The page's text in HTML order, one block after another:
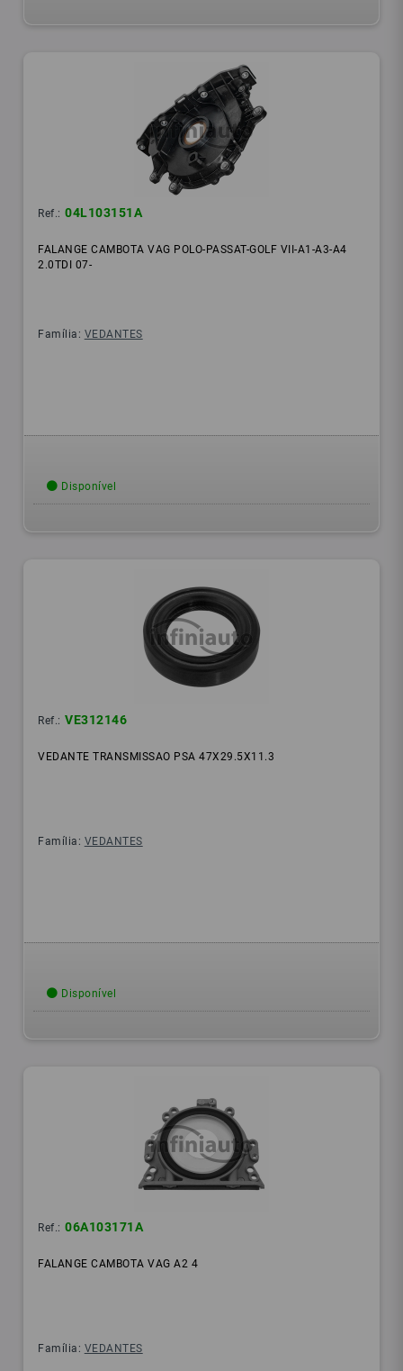
Ref.: 04L103151A
FALANGE CAMBOTA VAG POLO-PASSAT-GOLF VII-A1-A3-A4
2.0TDI 07-
Família: VEDANTES
Disponível
Ref.: VE312146
VEDANTE TRANSMISSAO PSA 47X29.5X11.3
Família: VEDANTES
Disponível
Ref.: 06A103171A
FALANGE CAMBOTA VAG A2 4
Família: VEDANTES